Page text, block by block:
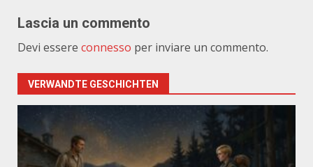
Lascia un commento
Devi essere connesso per inviare un commento.
VERWANDTE GESCHICHTEN